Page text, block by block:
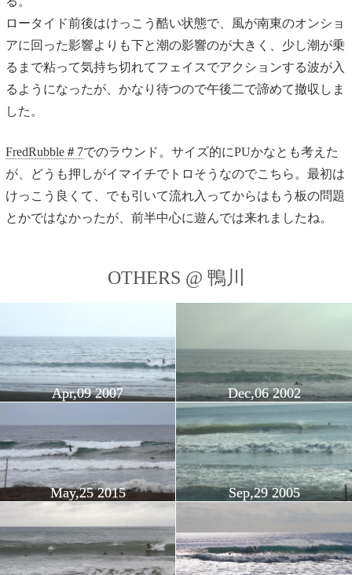
ロータイド前後はけっこう酷い状態で、風が南東のオンショ
アに回った影響よりも下と潮の影響のが大きく、少し潮が乗
るまで粘って気持ち切れてフェイスでアクションする波が入
るようになったが、かなり待つので午後二で諦めて撤収しま
した。
FredRubble＃7でのラウンド。サイズ的にPUかなとも考えた
が、どうも押しがイマイチでトロそうなのでこちら。最初は
けっこう良くて、でも引いて流れ入ってからはもう板の問題
とかではなかったが、前半中心に遊んでは来れましたね。
OTHERS @ 鴨川
Apr,09 2007 Dec,06 2002
May,25 2015 Sep,29 2005